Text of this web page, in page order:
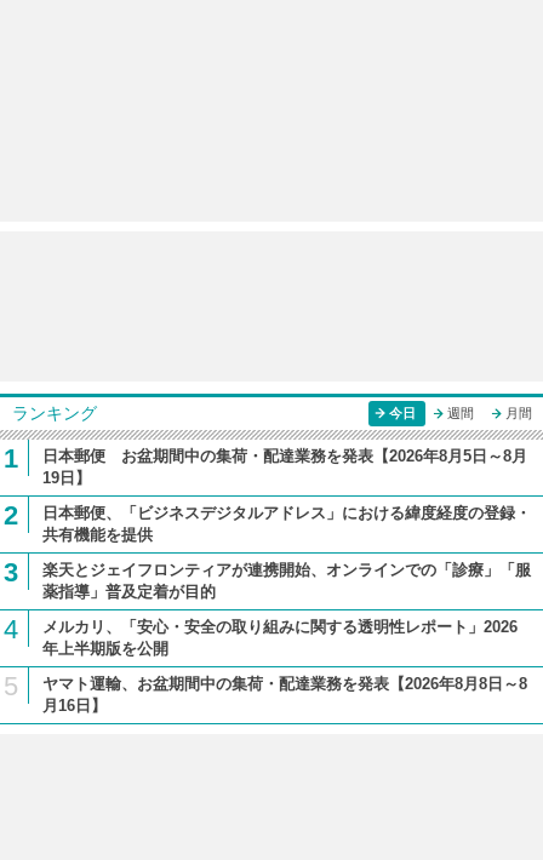
ランキング 今日 週間 月間
1
日本郵便 お盆期間中の集荷・配達業務を発表【2026年8月5日～8月
19日】
2
日本郵便、「ビジネスデジタルアドレス」における緯度経度の登録・
共有機能を提供
3
楽天とジェイフロンティアが連携開始、オンラインでの「診療」「服
薬指導」普及定着が目的
4
メルカリ、「安心・安全の取り組みに関する透明性レポート」2026
年上半期版を公開
5
ヤマト運輸、お盆期間中の集荷・配達業務を発表【2026年8月8日～8
月16日】